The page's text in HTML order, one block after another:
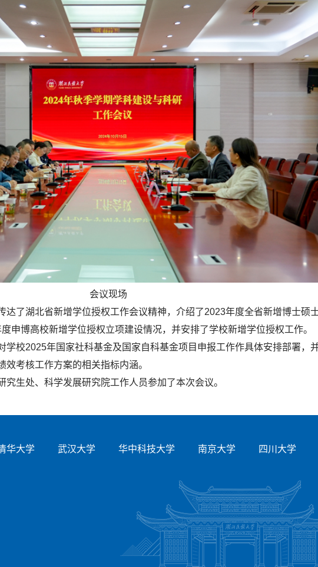
会议现场
达了湖北省新增学位授权工作会议精神，介绍了2023年度全省新增博士硕
申博高校新增学位授权立项建设情况，并安排了学校新增学位授权工作。
学校2025年国家社科基金及国家自科基金项目申报工作作具体安排部署，
考核工作方案的相关指标内涵。
究生处、科学发展研究院工作人员参加了本次会议。
纪检监察干部党纪学习教育警示教育暨业
学校召开纪检监察干部党纪学
华大学 武汉大学 华中科技大学 南京大学 四川大学